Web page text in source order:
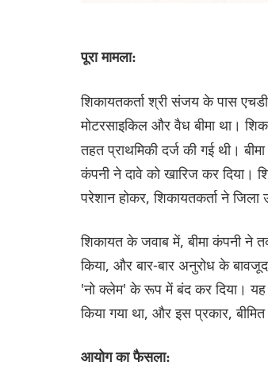
पूरा मामला:
शिकायतकर्ता श्री संजय के पास
मोटरसाइकिल और वैध बीमा था।
तहत प्राथमिकी दर्ज की गई थी।
कंपनी ने दावे को खारिज कर दिया।
परेशान होकर, शिकायतकर्ता ने जिला
शिकायत के जवाब में, बीमा कंपनी ने
किया, और बार-बार अनुरोध के
'नो क्लेम' के रूप में बंद कर दिया। यह
किया गया था, और इस प्रकार,
आयोग का फैसला: